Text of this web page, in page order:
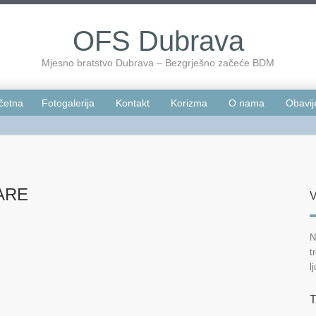
OFS Dubrava
Mjesno bratstvo Dubrava – Bezgrješno začeće BDM
Fotogalerija Kontakt Korizma O nama